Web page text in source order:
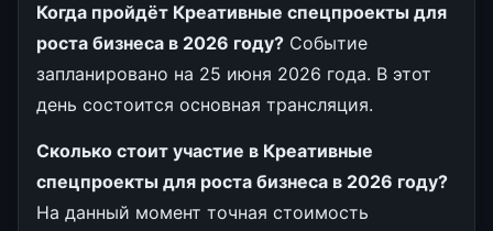
Когда пройдёт Креативные спецпроекты для
роста бизнеса в 2026 году? Событие
запланировано на 25 июня 2026 года. В этот
день состоится основная трансляция.
Сколько стоит участие в Креативные
спецпроекты для роста бизнеса в 2026 году?
На данный момент точная стоимость